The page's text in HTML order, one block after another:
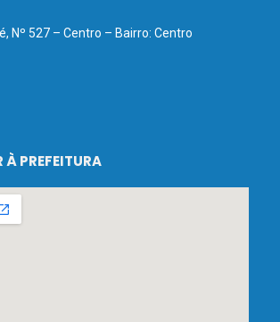
Nº 527 – Centro – Bairro: Centro
PREFEITURA